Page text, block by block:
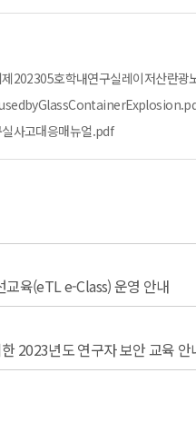
202305호학내연구실레이저산란광
사고대응매뉴얼.pdf
육(eTL e-Class) 운영 안내
2023년도 연구자 보안 교육 안